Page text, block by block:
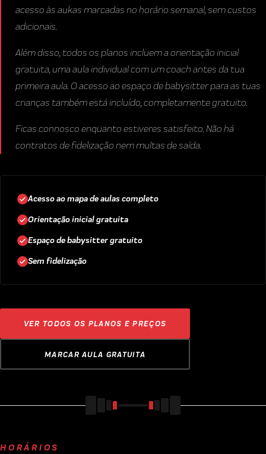
acesso às aukas marcadas no horário semanal, sem custos
adicionais.
Além disso, todos os planos incluem a orientação inicial
gratuita, uma aula individual com um coach antes da tua
primeira aula. O acesso ao espaço de babysitter para as tuas
crianças também está incluído, completamente gratuito.
Ficas connosco enquanto estiveres satisfeito. Não há
contratos de fidelização nem multas de saída.
Acesso ao mapa de aulas completo
Orientação inicial gratuita
Espaço de babysitter gratuito
Sem fidelização
VER TODOS OS PLANOS E PREÇOS
MARCAR AULA GRATUITA
HORÁRIOS